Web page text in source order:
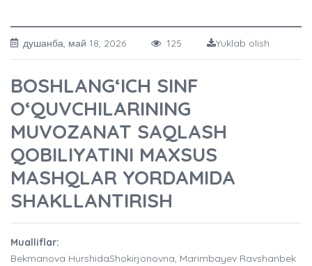
душанба, май 18, 2026 125 Yuklab olish
BOSHLANG‘ICH SINF
O‘QUVCHILARINING
MUVOZANAT SAQLASH
QOBILIYATINI MAXSUS
MASHQLAR YORDAMIDA
SHAKLLANTIRISH
Mualliflar:
Bekmanova HurshidaShokirjonovna, Marimbayev Ravshanbek